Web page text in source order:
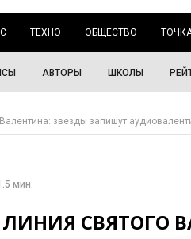
ТЕХНО ОБЩЕСТВО
АВТОРЫ ШКОЛЫ
звезды запишут
мин.
ЛИНИЯ СВЯТОГО